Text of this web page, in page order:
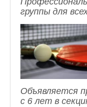
группы для
Объявляется
с 6 лет в